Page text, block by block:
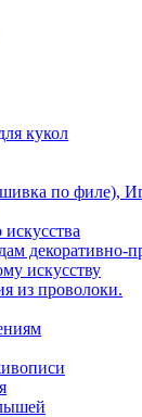
кукол
по филе),
декоративно-
искусству
из проволоки.